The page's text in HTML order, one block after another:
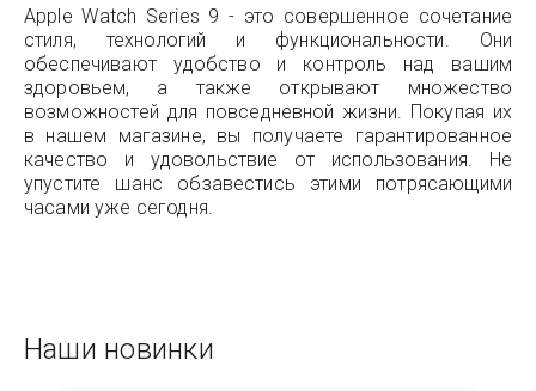
Apple Watch Series 9 - это совершенное сочетание
стиля, технологий и функциональности. Они
обеспечивают удобство и контроль над вашим
здоровьем, а также открывают множество
возможностей для повседневной жизни. Покупая их
в нашем магазине, вы получаете гарантированное
качество и удовольствие от использования. Не
упустите шанс обзавестись этими потрясающими
часами уже сегодня.
Наши новинки